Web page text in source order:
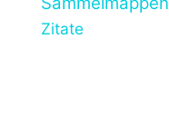
Zitate